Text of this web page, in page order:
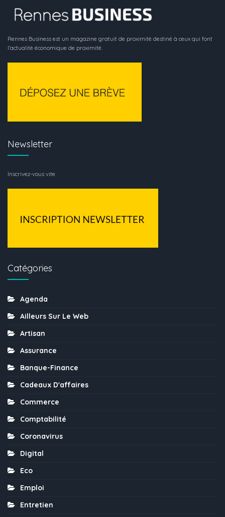
Rennes Business est un magazine gratuit de proximité destiné à ceux qui font
l’actualité économique de proximité.
Newsletter
Inscrivez-vous vite
Catégories
Agenda
Ailleurs Sur Le Web
Artisan
Assurance
Banque-Finance
Cadeaux D'affaires
Commerce
Comptabilité
Coronavirus
Digital
Eco
Emploi
Entretien